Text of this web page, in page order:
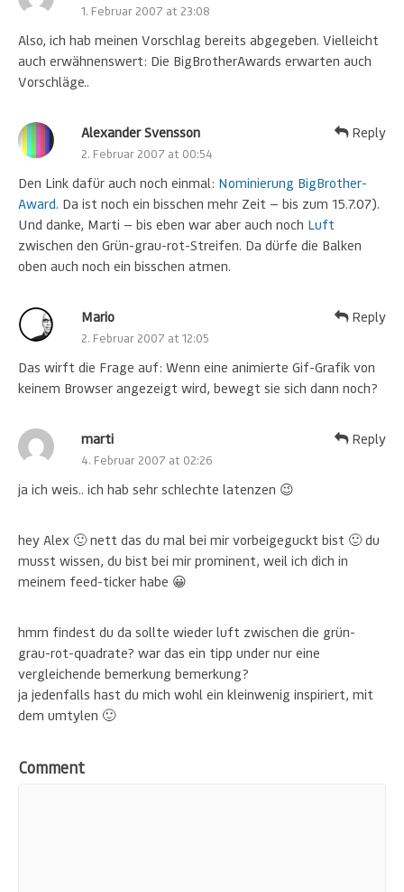
1. Februar 2007 at 23:08
Also, ich hab meinen Vorschlag bereits abgegeben. Vielleicht
auch erwähnenswert: Die BigBrotherAwards erwarten auch
Vorschläge..
Alexander Svensson
2. Februar 2007 at 00:54
Den Link dafür auch noch einmal: Nominierung BigBrother-
Award. Da ist noch ein bisschen mehr Zeit — bis zum 15.7.07).
Und danke, Marti — bis eben war aber auch noch Luft
zwischen den Grün-grau-rot-Streifen. Da dürfe die Balken
oben auch noch ein bisschen atmen.
Reply
Mario
2. Februar 2007 at 12:05
Das wirft die Frage auf: Wenn eine animierte Gif-Grafik von
keinem Browser angezeigt wird, bewegt sie sich dann noch?
Reply
marti
4. Februar 2007 at 02:26
ja ich weis.. ich hab sehr schlechte latenzen 😉
hey Alex 🙂 nett das du mal bei mir vorbeigeguckt bist 🙂 du
musst wissen, du bist bei mir prominent, weil ich dich in
meinem feed-ticker habe 😀
hmm findest du da sollte wieder luft zwischen die grün-
grau-rot-quadrate? war das ein tipp under nur eine
vergleichende bemerkung bemerkung?
ja jedenfalls hast du mich wohl ein kleinwenig inspiriert, mit
dem umtylen 🙂
Reply
Comment